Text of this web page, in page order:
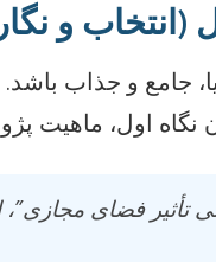
(انتخاب و
جامع و جذاب
نگاه اول، ماهیت